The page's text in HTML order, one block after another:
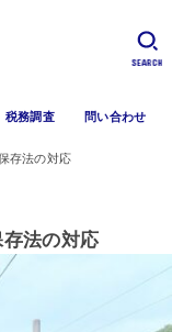
税務調査 問い合わせ
SEARCH
存法の対応
法の対応